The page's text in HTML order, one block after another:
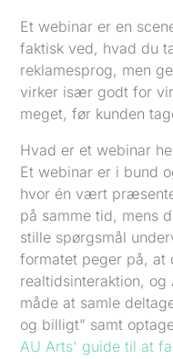
Et webinar er en
faktisk ved, hvad du
reklamesprog, men
virker især godt for
meget, før kunden
Hvad er et webinar
Et webinar er i bund
hvor én vært
på samme tid, mens
stille spørgsmål
formatet peger på, at
realtidsinteraktion,
måde at samle
og billigt” samt
AU Arts' guide til at